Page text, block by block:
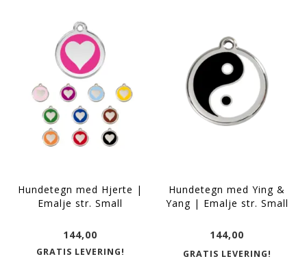
Hundetegn med Hjerte |
Emalje str. Small
144,00
GRATIS LEVERING!
Hundetegn med Ying &
Yang | Emalje str. Small
144,00
GRATIS LEVERING!